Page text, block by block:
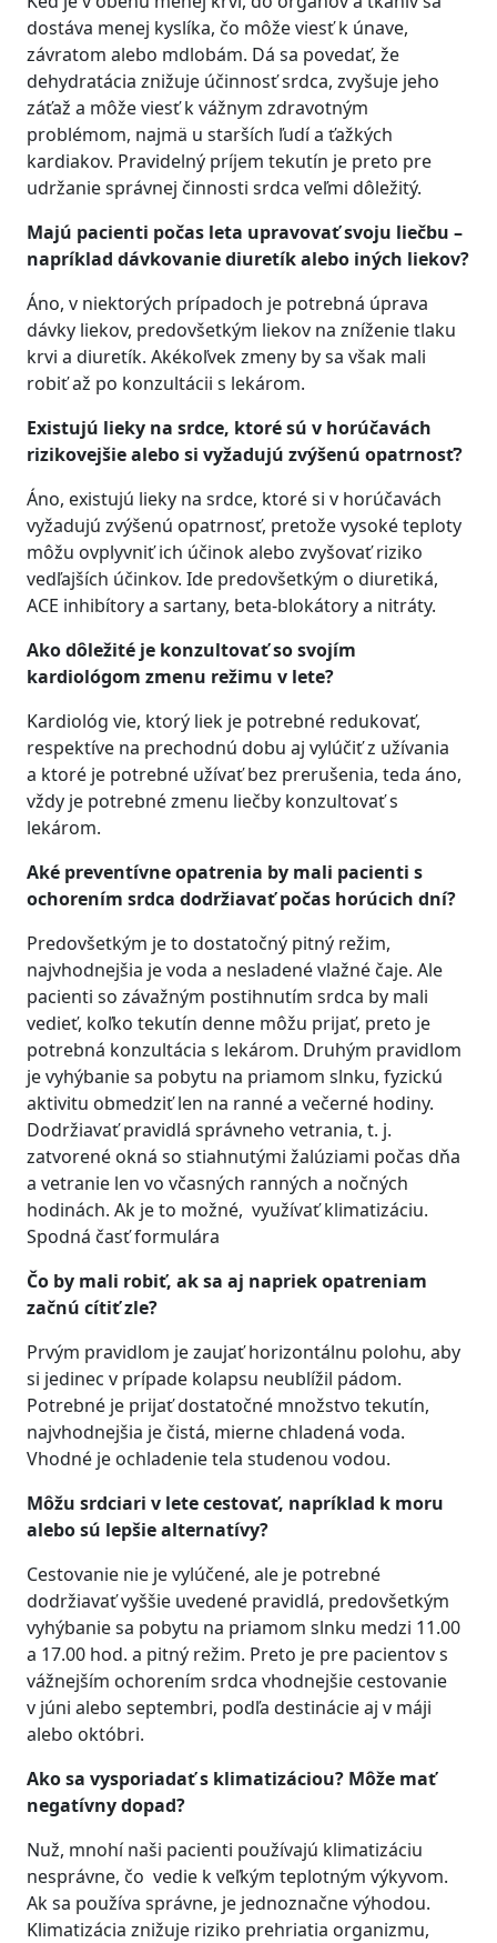
dostáva menej kyslíka, čo môže viesť k únave,
závratom alebo mdlobám. Dá sa povedať, že
dehydratácia znižuje účinnosť srdca, zvyšuje jeho
záťaž a môže viesť k vážnym zdravotným
problémom, najmä u starších ľudí a ťažkých
kardiakov. Pravidelný príjem tekutín je preto pre
udržanie správnej činnosti srdca veľmi dôležitý.
Majú pacienti počas leta upravovať svoju liečbu –
napríklad dávkovanie diuretík alebo iných liekov?
Áno, v niektorých prípadoch je potrebná úprava
dávky liekov, predovšetkým liekov na zníženie tlaku
krvi a diuretík. Akékoľvek zmeny by sa však mali
robiť až po konzultácii s lekárom.
Existujú lieky na srdce, ktoré sú v horúčavách
rizikovejšie alebo si vyžadujú zvýšenú opatrnosť?
Áno, existujú lieky na srdce, ktoré si v horúčavách
vyžadujú zvýšenú opatrnosť, pretože vysoké teploty
môžu ovplyvniť ich účinok alebo zvyšovať riziko
vedľajších účinkov. Ide predovšetkým o diuretiká,
ACE inhibítory a sartany, beta-blokátory a nitráty.
Ako dôležité je konzultovať so svojím
kardiológom zmenu režimu v lete?
Kardiológ vie, ktorý liek je potrebné redukovať,
respektíve na prechodnú dobu aj vylúčiť z užívania
a ktoré je potrebné užívať bez prerušenia, teda áno,
vždy je potrebné zmenu liečby konzultovať s
lekárom.
Aké preventívne opatrenia by mali pacienti s
ochorením srdca dodržiavať počas horúcich dní?
Predovšetkým je to dostatočný pitný režim,
najvhodnejšia je voda a nesladené vlažné čaje. Ale
pacienti so závažným postihnutím srdca by mali
vedieť, koľko tekutín denne môžu prijať, preto je
potrebná konzultácia s lekárom. Druhým pravidlom
je vyhýbanie sa pobytu na priamom slnku, fyzickú
aktivitu obmedziť len na ranné a večerné hodiny.
Dodržiavať pravidlá správneho vetrania, t. j.
zatvorené okná so stiahnutými žalúziami počas dňa
a vetranie len vo včasných ranných a nočných
hodinách. Ak je to možné, využívať klimatizáciu.
Spodná časť formulára
Čo by mali robiť, ak sa aj napriek opatreniam
začnú cítiť zle?
Prvým pravidlom je zaujať horizontálnu polohu, aby
si jedinec v prípade kolapsu neublížil pádom.
Potrebné je prijať dostatočné množstvo tekutín,
najvhodnejšia je čistá, mierne chladená voda.
Vhodné je ochladenie tela studenou vodou.
Môžu srdciari v lete cestovať, napríklad k moru
alebo sú lepšie alternatívy?
Cestovanie nie je vylúčené, ale je potrebné
dodržiavať vyššie uvedené pravidlá, predovšetkým
vyhýbanie sa pobytu na priamom slnku medzi 11.00
a 17.00 hod. a pitný režim. Preto je pre pacientov s
vážnejším ochorením srdca vhodnejšie cestovanie
v júni alebo septembri, podľa destinácie aj v máji
alebo októbri.
Ako sa vysporiadať s klimatizáciou? Môže mať
negatívny dopad?
Nuž, mnohí naši pacienti používajú klimatizáciu
nesprávne, čo vedie k veľkým teplotným výkyvom.
Ak sa používa správne, je jednoznačne výhodou.
Klimatizácia znižuje riziko prehriatia organizmu,